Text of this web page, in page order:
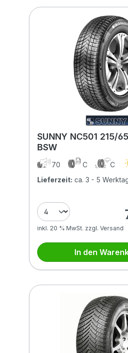
SUNNY NC501 215/
BSW
70 C
C
Lieferzeit: ca. 3 - 5
inkl. 20 % MwSt. zzgl. Versand
In den